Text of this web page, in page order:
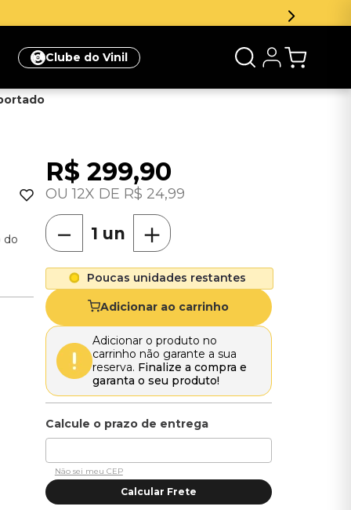
Clube do Vinil
do
R$ 299,90
12 R$ 24,99
＋
－
Poucas unidades restantes
Adicionar ao carrinho
Adicionar o produto no
carrinho não garante a sua
reserva. Finalize a compra e
garanta o seu produto!
Não sei meu CEP